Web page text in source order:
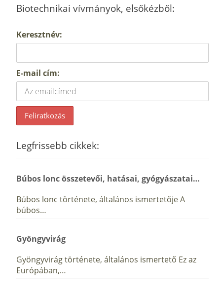
Biotechnikai vívmányok, elsőkézből:
Keresztnév:
E-mail cím:
Legfrissebb cikkek:
Búbos lonc összetevői, hatásai, gyógyászatai…
Búbos lonc története, általános ismertetője A
búbos…
Gyöngyvirág
Gyöngyvirág története, általános ismertető Ez az
Európában,…